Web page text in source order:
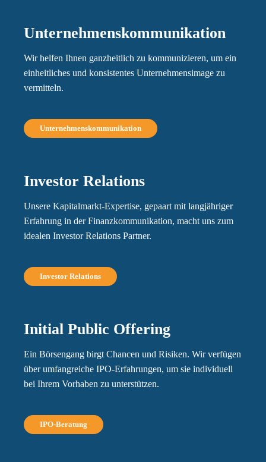
Unternehmenskommunikation
Wir helfen Ihnen ganzheitlich zu kommunizieren, um ein
einheitliches und konsistentes Unternehmensimage zu
vermitteln.
Unternehmenskommunikation
Investor Relations
Unsere Kapitalmarkt-Expertise, gepaart mit langjähriger
Erfahrung in der Finanzkommunikation, macht uns zum
idealen Investor Relations Partner.
Investor Relations
Initial Public Offering
Ein Börsengang birgt Chancen und Risiken. Wir verfügen
über umfangreiche IPO-Erfahrungen, um sie individuell
bei Ihrem Vorhaben zu unterstützen.
IPO-Beratung